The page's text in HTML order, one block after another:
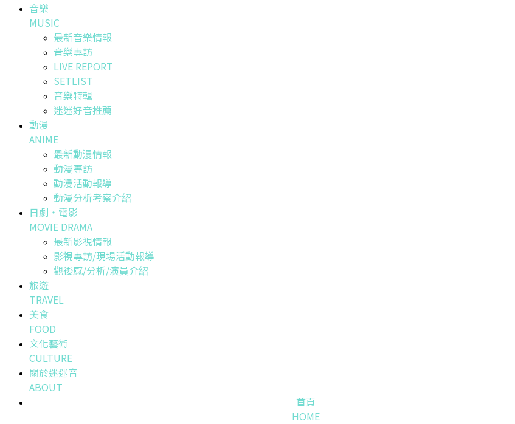
音樂
MUSIC
最新音樂情報
音樂專訪
LIVE REPORT
SETLIST
音樂特輯
迷迷好音推薦
動漫
ANIME
最新動漫情報
動漫專訪
動漫活動報導
動漫分析考察介紹
日劇・電影
MOVIE DRAMA
最新影視情報
影視專訪/現場活動報導
觀後感/分析/演員介紹
旅遊
TRAVEL
美食
FOOD
文化藝術
CULTURE
關於迷迷音
ABOUT
首頁
HOME